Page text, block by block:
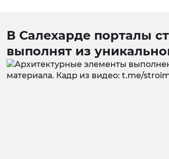
В Салехарде порталы
выполнят из